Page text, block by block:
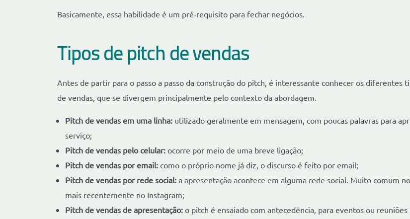
Basicamente, essa habilidade é um pré-requisito para fechar negócios.
Tipos de pitch de vendas
Antes de partir para o passo a passo da construção do pitch, é interessante conhecer os diferentes
de vendas, que se divergem principalmente pelo contexto da abordagem.
Pitch de vendas em uma linha:utilizado geralmente em mensagem, com poucas palavras para
serviço;
Pitch de vendas pelo celular:ocorre por meio de uma breve ligação;
Pitch de vendas por email:como o próprio nome já diz, o discurso é feito por email;
Pitch de vendas por rede social:a apresentação acontece em alguma rede social. Muito comum
mais recentemente no Instagram;
Pitch de vendas de apresentação:o pitch é ensaiado com antecedência, para eventos ou reuniões